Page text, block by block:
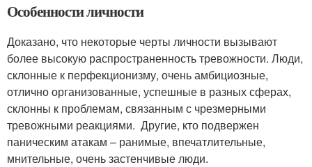
Особенности личности
Доказано, что некоторые черты личности вызывают
более высокую распространенность тревожности. Люди,
склонные к перфекционизму, очень амбициозные,
отлично организованные, успешные в разных сферах,
склонны к проблемам, связанным с чрезмерными
тревожными реакциями. Другие, кто подвержен
паническим атакам – ранимые, впечатлительные,
мнительные, очень застенчивые люди.